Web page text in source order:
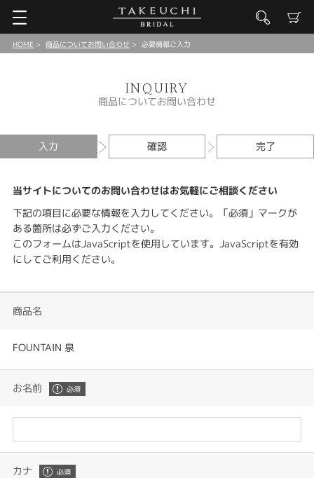
HOME 商品についてお問い合わせ 必要情報ご入力
INQUIRY
商品についてお問い合わせ
入力 確認 完了
当サイトについてのお問い合わせはお気軽にご相談ください
下記の項目に必要な情報を入力してください。「必須」マークが
ある箇所は必ずご入力ください。
このフォームはJavaScriptを使用しています。JavaScriptを有効
にしてご利用ください。
商品名
FOUNTAIN 泉
お名前
カナ